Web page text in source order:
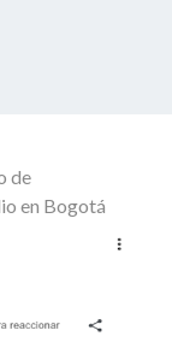
de
en Bogotá